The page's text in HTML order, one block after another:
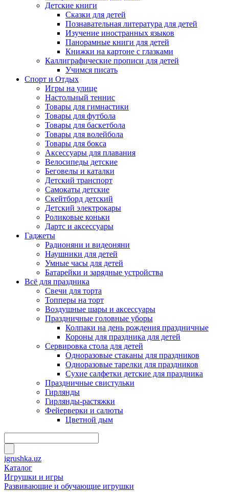
Детские книги
Сказки для детей
Познавательная литература для детей
Изучение иностранных языков
Панорамные книги для детей
Книжки на картоне с глазками
Каллиграфические прописи для детей
Учимся писать
Спорт и Отдых
Игры на улице
Настольный теннис
Товары для гимнастики
Товары для футбола
Товары для баскетбола
Товары для волейбола
Товары для бокса
Аксессуары для плавания
Велосипеды детские
Беговелы и каталки
Детский транспорт
Самокаты детские
Скейтборд детский
Детский электрокары
Роликовые коньки
Дартс и аксессуары
Гаджеты
Радионяни и видеоняни
Наушники для детей
Умные часы для детей
Батарейки и зарядные устройства
Всё для праздника
Свечи для торта
Топперы на торт
Воздушные шары и аксессуары
Праздничные головные уборы
Колпаки на день рождения праздничные
Короны для праздника для детей
Сервировка стола для детей
Одноразовые стаканы для праздников
Одноразовые тарелки для праздников
Сухие салфетки детские для праздника
Праздничные свистульки
Гирлянды
Гирлянды-растяжки
Фейерверки и салюты
Цветной дым
igrushka.uz
Каталог
Игрушки и игры
Развивающие и обучающие игрушки